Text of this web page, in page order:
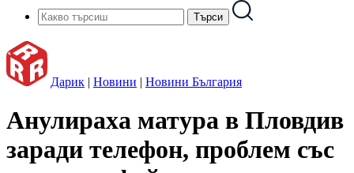
Дарик | Новини | Новини България
Анулираха матура в Пловдив
заради телефон, проблем със